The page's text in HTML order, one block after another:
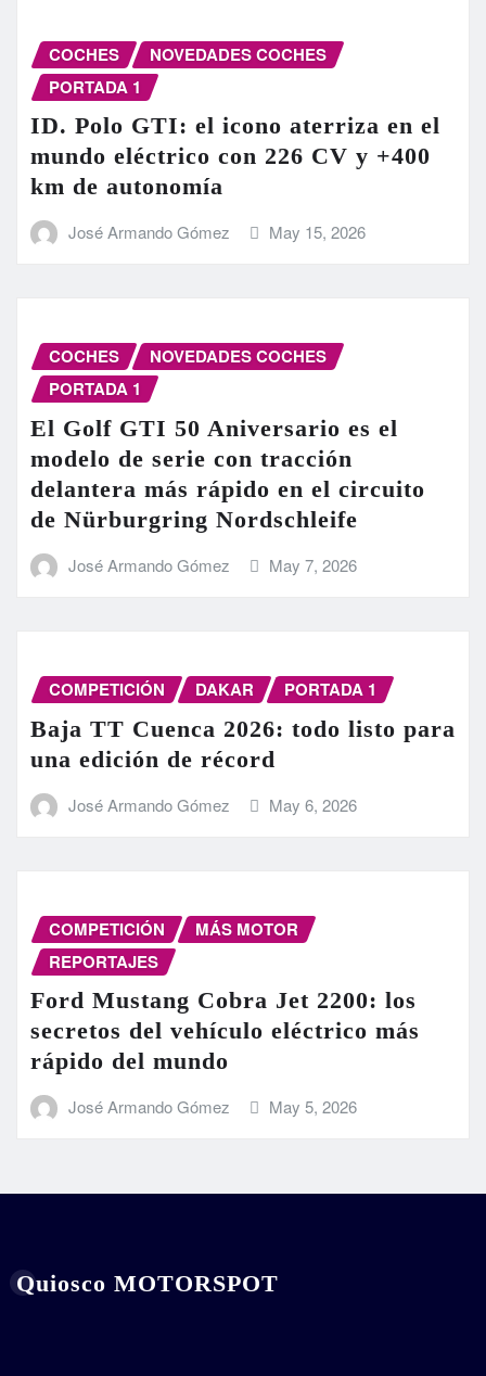
COCHES
NOVEDADES COCHES
PORTADA 1
ID. Polo GTI: el icono aterriza en el
mundo eléctrico con 226 CV y +400
km de autonomía
José Armando Gómez May 15, 2026
COCHES
NOVEDADES COCHES
PORTADA 1
El Golf GTI 50 Aniversario es el
modelo de serie con tracción
delantera más rápido en el circuito
de Nürburgring Nordschleife
José Armando Gómez May 7, 2026
COMPETICIÓN DAKAR PORTADA 1
Baja TT Cuenca 2026: todo listo para
una edición de récord
José Armando Gómez May 6, 2026
COMPETICIÓN
MÁS MOTOR
REPORTAJES
Ford Mustang Cobra Jet 2200: los
secretos del vehículo eléctrico más
rápido del mundo
José Armando Gómez May 5, 2026
Quiosco MOTORSPOT